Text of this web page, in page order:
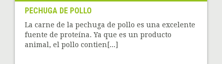
PECHUGA DE POLLO
La carne de la pechuga de pollo es una excelente
fuente de proteína. Ya que es un producto
animal, el pollo contien[...]